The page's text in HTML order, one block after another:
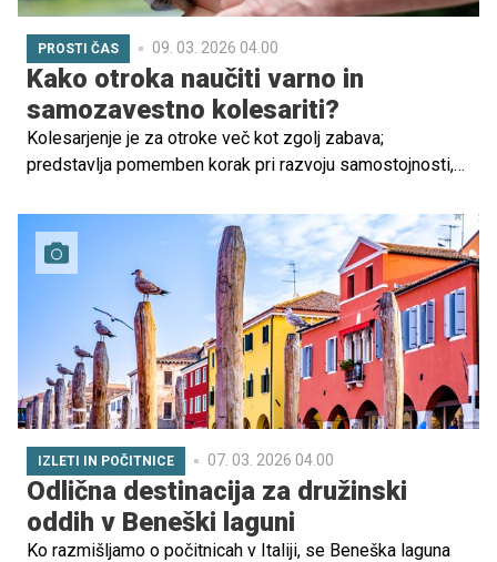
PROSTI ČAS 09. 03. 2026 04.00
Kako otroka naučiti varno in
samozavestno kolesariti?
Kolesarjenje je za otroke več kot zgolj zabava;
predstavlja pomemben korak pri razvoju samostojnosti,
čas za prve zavrtljaje, kako izbrati pravo kolo in kako
lahko starši pomagamo? Preverite praktične nasvete
učitelja kolesarjenja Mateja Kodrina in projektne vodje
Zavoda Varna pot Tine Klemenčič!
IZLETI IN POČITNICE 07. 03. 2026 04.00
Odlična destinacija za družinski
oddih v Beneški laguni
Ko razmišljamo o počitnicah v Italiji, se Beneška laguna